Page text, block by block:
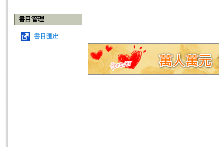
書目管理
書目匯出